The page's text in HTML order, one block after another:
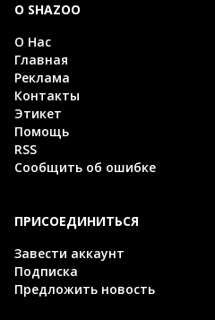
О SHAZOO
О Нас
Главная
Реклама
Контакты
Этикет
Помощь
RSS
Сообщить об ошибке
ПРИСОЕДИНИТЬСЯ
Завести аккаунт
Подписка
Предложить новость